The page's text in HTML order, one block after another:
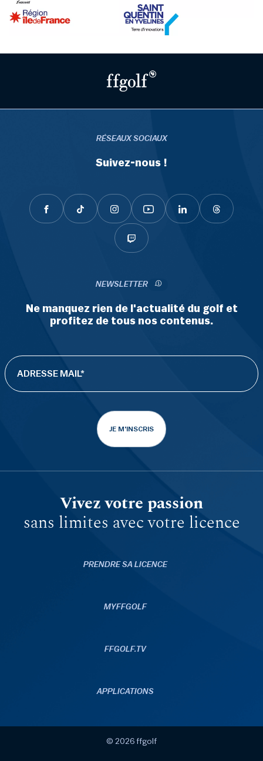
RÉSEAUX SOCIAUX
Suivez-nous !
NEWSLETTER
Ne manquez rien de l'actualité du golf et
profitez de tous nos contenus.
JE M'INSCRIS
Vivez votre passion
sans limites avec votre licence
PRENDRE SA LICENCE
MYFFGOLF
FFGOLF.TV
APPLICATIONS
© 2026 ffgolf